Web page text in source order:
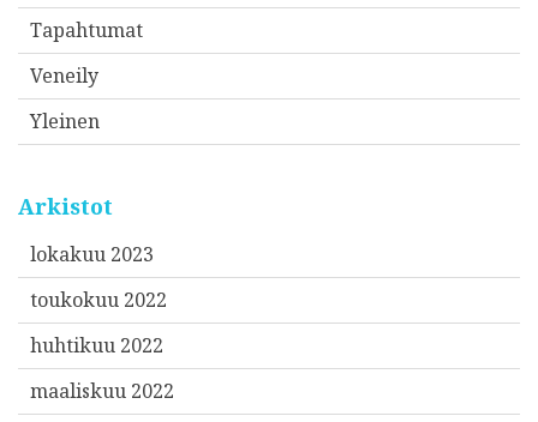
Tapahtumat
Veneily
Yleinen
Arkistot
lokakuu 2023
toukokuu 2022
huhtikuu 2022
maaliskuu 2022